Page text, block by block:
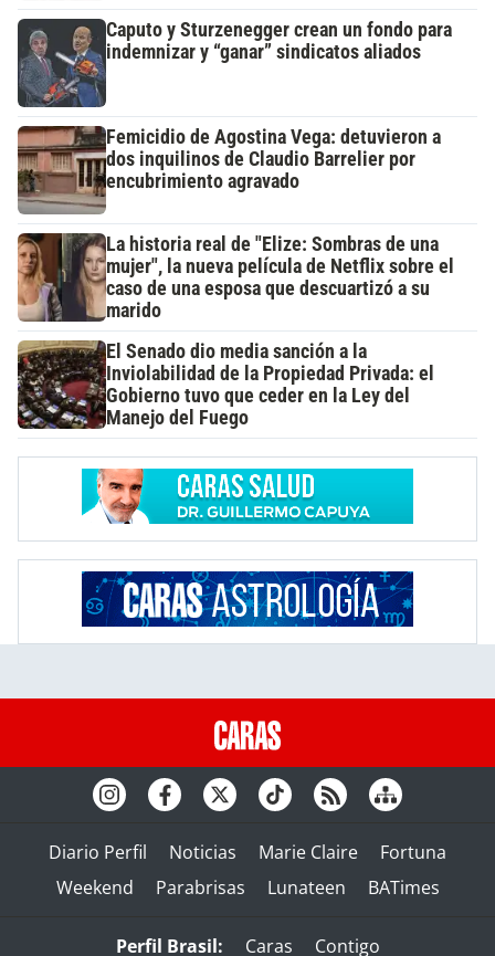
Caputo y Sturzenegger crean un fondo para
indemnizar y “ganar” sindicatos aliados
Femicidio de Agostina Vega: detuvieron a
dos inquilinos de Claudio Barrelier por
encubrimiento agravado
La historia real de "Elize: Sombras de una
mujer", la nueva película de Netflix sobre el
caso de una esposa que descuartizó a su
marido
El Senado dio media sanción a la
Inviolabilidad de la Propiedad Privada: el
Gobierno tuvo que ceder en la Ley del
Manejo del Fuego
Diario Perfil Noticias Marie Claire
Fortuna
Weekend
Parabrisas Lunateen BATimes
Perfil Brasil: Caras Contigo